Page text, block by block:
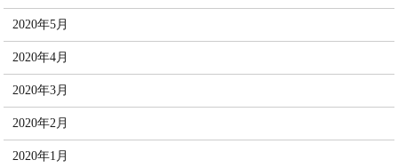
2020年5月
2020年4月
2020年3月
2020年2月
2020年1月